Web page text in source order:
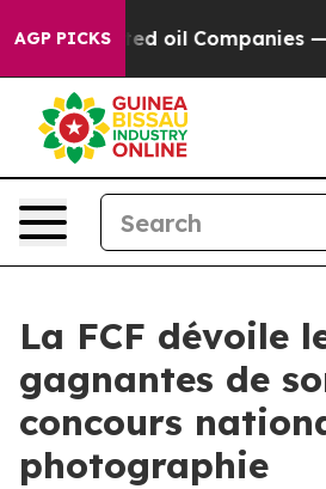
AGP PICKSoil Companies — not
La FCF dévoile
gagnantes de
concours
photographie